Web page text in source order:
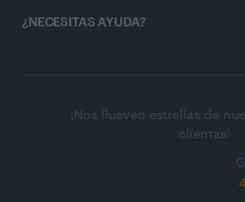
¿NECESITAS AYUDA?
¡Nos llueven estrellas de
clientas!